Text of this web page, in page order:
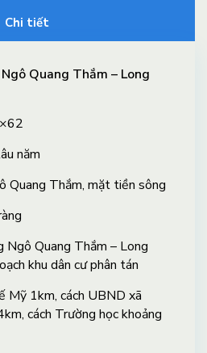
Chi tiết
Quang Thắm – Long
năm
Quang Thắm, mặt tiền sông
Quang Thắm – Long
khu dân cư phân tán
Mỹ 1km, cách UBND xã
cách Trường học khoảng